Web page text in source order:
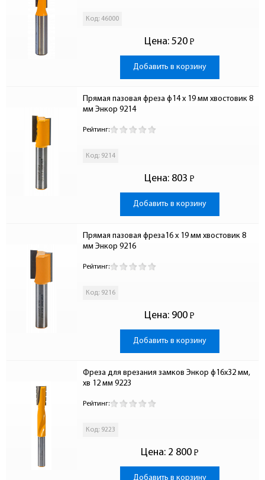
Код: 46000
Цена: 520 Р
-
Добавить в корзину
Прямая пазовая фреза ф14 x 19 мм хвостовик 8
мм Энкор 9214
Рейтинг:
Код: 9214
Цена: 803 Р
-
Добавить в корзину
Прямая пазовая фреза16 x 19 мм хвостовик 8
мм Энкор 9216
Рейтинг:
Код: 9216
Цена: 900 Р
-
Добавить в корзину
Фреза для врезания замков Энкор ф16x32 мм,
хв 12 мм 9223
Рейтинг:
Код: 9223
Цена: 2 800 Р
-
Добавить в корзину